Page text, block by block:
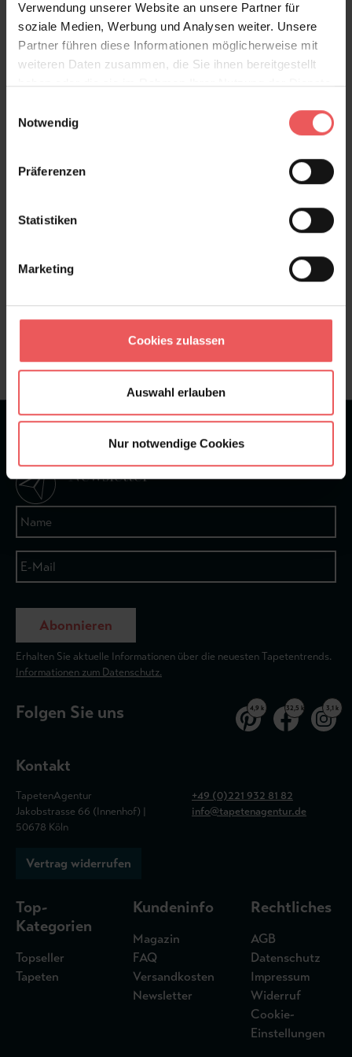
Verwendung unserer Website an unsere Partner für
soziale Medien, Werbung und Analysen weiter. Unsere
Partner führen diese Informationen möglicherweise mit
weiteren Daten zusammen, die Sie ihnen bereitgestellt
haben oder die sie im Rahmen Ihrer Nutzung der Dienste
Notwendig
Präferenzen
Statistiken
Marketing
Cookies zulassen
Auswahl erlauben
Nur notwendige Cookies
Metern entworfen, um die Wiederholung des Designs
zu maximieren.
Produktdetails
Newsletter
Abonnieren
Erhalten Sie aktuelle Informationen über die neuesten Tapetentrends.
Informationen zum Datenschutz.
Folgen Sie uns 4,9 k 32,5 k 3,1 k
Kontakt
TapetenAgentur
Jakobstrasse 66 (Innenhof) |
50678 Köln
+49 (0)221 932 81 82
info@tapetenagentur.de
Vertrag widerrufen
Top-
Kategorien
Topseller
Tapeten
Kundeninfo
Magazin
FAQ
Versandkosten
Newsletter
Rechtliches
AGB
Datenschutz
Impressum
Widerruf
Cookie-
Einstellungen